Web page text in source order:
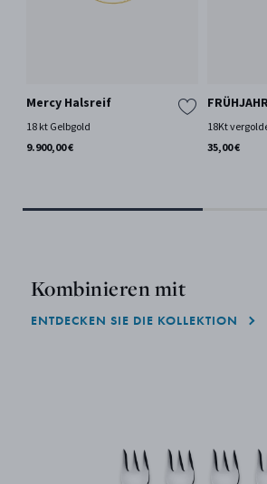
Mercy Halsreif
18 kt Gelbgold
9.900,00 €
18Kt
35,00 €
Kombinieren mit
ENTDECKEN SIE DIE KOLLEKTION